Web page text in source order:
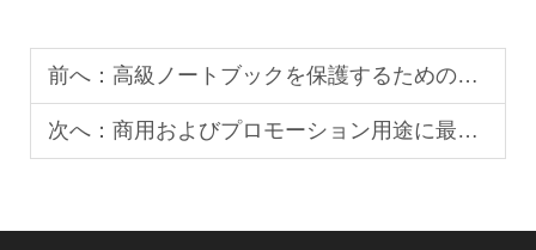
前へ： 高級ノートブックを保護するための紙製ボックス構造の重要性
次へ： 商用およびプロモーション用途に最も適したステッカー用素材は何ですか？